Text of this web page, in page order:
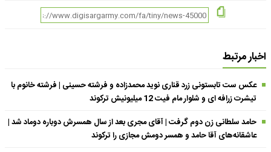
اخبار مرتبط
عکس ست تابستونی زرد قناری نوید محمدزاده و فرشته حسینی | فرشته خانوم با
تیشرت زرافه ای و شلوار مام فیت 12 میلیونیش ترکوند
حامد سلطانی زن دوم گرفت | آقای مجری بعد از سال همسرش دوباره دوماد شد |
عاشقانه‌های آقا حامد و همسر دومش مجازی را ترکوند